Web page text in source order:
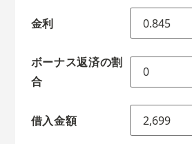
金利
ボーナス返済の割
合
借入金額